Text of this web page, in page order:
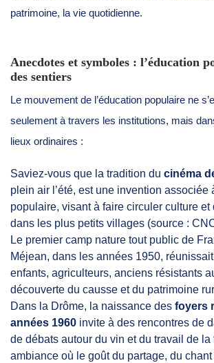
patrimoine, la vie quotidienne.
Anecdotes et symboles : l’éducation
des sentiers
Le mouvement de l’éducation populaire ne
seulement à travers les institutions, mais
lieux ordinaires :
Saviez-vous que la tradition du cinéma
plein air l’été, est une invention associée
populaire, visant à faire circuler culture et
dans les plus petits villages (source :
Le premier camp nature tout public de
Méjean, dans les années 1950,
enfants, agriculteurs, anciens résistants
découverte du causse et du patrimoine
Dans la Drôme, la naissance des foyers
années 1960 invite à des rencontres de
de débats autour du vin et du travail de la
ambiance où le goût du partage, du